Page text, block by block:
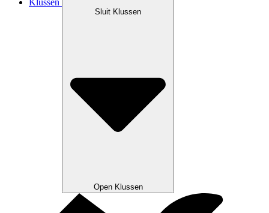
Klussen
Sluit Klussen
Open Klussen